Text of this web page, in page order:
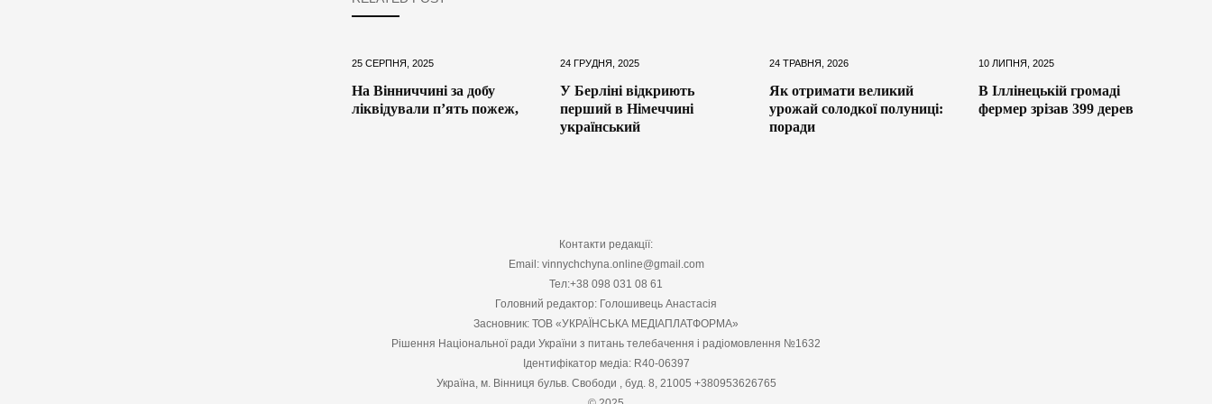
25 СЕРПНЯ, 2025
На Вінниччині за добу
ліквідували п’ять пожеж,
24 ГРУДНЯ, 2025
У Берліні відкриють
перший в Німеччині
український
24 ТРАВНЯ, 2026
Як отримати великий
урожай солодкої полуниці:
поради
10 ЛИПНЯ, 2025
В Іллінецькій громаді
фермер зрізав 399 дерев
Контакти редакції:
Email: vinnychchyna.online@gmail.com
Тел:+38 098 031 08 61
Головний редактор: Голошивець Анастасія
Засновник: ТОВ «УКРАЇНСЬКА МЕДІАПЛАТФОРМА»
Рішення Національної ради України з питань телебачення і радіомовлення №1632
Ідентифікатор медіа: R40-06397
Україна, м. Вінниця бульв. Свободи , буд. 8, 21005 +380953626765